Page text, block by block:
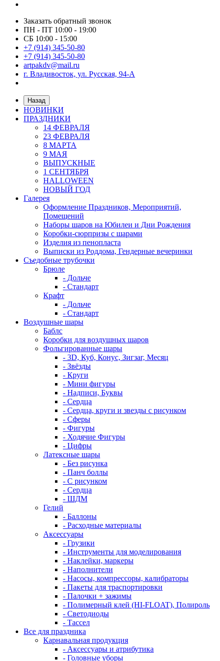
Заказать обратный звонок
ПН - ПТ 10:00 - 19:00
СБ 10:00 - 15:00
+7 (914) 345-50-80
+7 (914) 345-50-80
artpakdv@mail.ru
г. Владивосток, ул. Русская, 94-А
Назад
НОВИНКИ
ПРАЗДНИКИ
14 ФЕВРАЛЯ
23 ФЕВРАЛЯ
8 МАРТА
9 МАЯ
ВЫПУСКНЫЕ
1 СЕНТЯБРЯ
HALLOWEEN
НОВЫЙ ГОД
Галерея
Оформление Праздников, Мероприятий,
Помещений
Наборы шаров на Юбилеи и Дни Рождения
Коробки-сюрпризы с шарами
Изделия из пенопласта
Выписки из Роддома, Гендерные вечеринки
Съедобные трубочки
Брюле
- Дольче
- Стандарт
Крафт
- Дольче
- Стандарт
Воздушные шары
Баблс
Коробки для воздушных шаров
Фольгированные шары
- 3D, Куб, Конус, Зигзаг, Месяц
- Звёзды
- Круги
- Мини фигуры
- Надписи, Буквы
- Сердца
- Сердца, круги и звезды с рисунком
- Сферы
- Фигуры
- Ходячие Фигуры
- Цифры
Латексные шары
- Без рисунка
- Панч боллы
- С рисунком
- Сердца
- ШДМ
Гелий
- Баллоны
- Расходные материалы
Аксессуары
- Грузики
- Инструменты для моделирования
- Наклейки, маркеры
- Наполнители
- Насосы, компрессоры, калибраторы
- Пакеты для траспортировки
- Палочки + зажимы
- Полимерный клей (HI-FLOAT), Полироль
- Светодиоды
- Тассел
Все для праздника
Карнавальная продукция
- Аксессуары и атрибутика
- Головные уборы